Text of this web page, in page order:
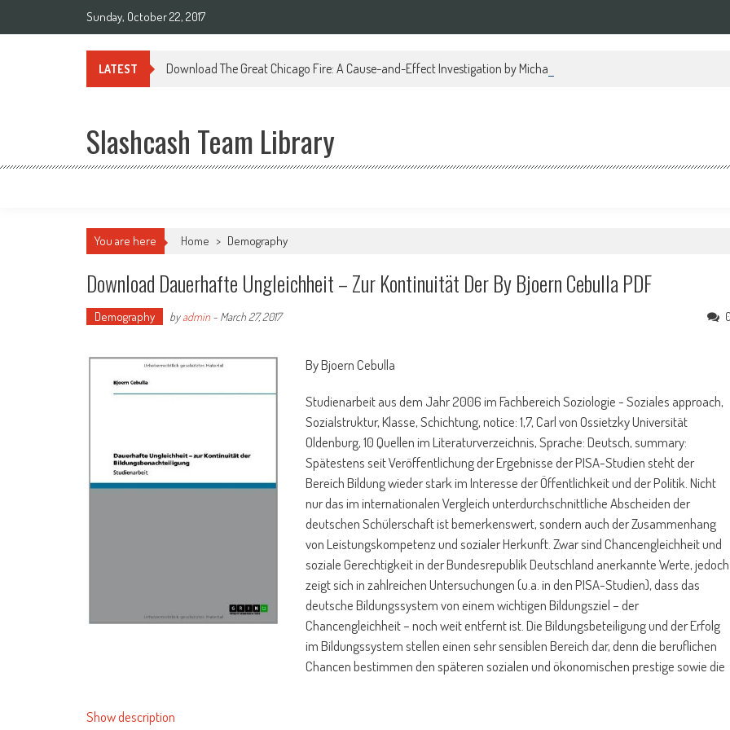
Sunday, October 22, 2017
LATEST Download The Great Chicago Fire: A Cause-and-Effect Investigation by Michael Regan PDF
Slashcash Team Library
You are here Home > Demography
Download Dauerhafte Ungleichheit – Zur Kontinuität Der By Bjoern Cebulla PDF
Demography byadmin - March 27, 2017
By Bjoern Cebulla
Studienarbeit aus dem Jahr 2006 im Fachbereich Soziologie - Soziales approach,
Sozialstruktur, Klasse, Schichtung, notice: 1,7, Carl von Ossietzky Universität
Oldenburg, 10 Quellen im Literaturverzeichnis, Sprache: Deutsch, summary:
Spätestens seit Veröffentlichung der Ergebnisse der PISA-Studien steht der
Bereich Bildung wieder stark im Interesse der Öffentlichkeit und der Politik. Nicht
nur das im internationalen Vergleich unterdurchschnittliche Abscheiden der
deutschen Schülerschaft ist bemerkenswert, sondern auch der Zusammenhang
von Leistungskompetenz und sozialer Herkunft. Zwar sind Chancengleichheit und
soziale Gerechtigkeit in der Bundesrepublik Deutschland anerkannte Werte, jedoch
zeigt sich in zahlreichen Untersuchungen (u.a. in den PISA-Studien), dass das
deutsche Bildungssystem von einem wichtigen Bildungsziel – der
Chancengleichheit – noch weit entfernt ist. Die Bildungsbeteiligung und der Erfolg
im Bildungssystem stellen einen sehr sensiblen Bereich dar, denn die beruflichen
Chancen bestimmen den späteren sozialen und ökonomischen prestige sowie die
Show description